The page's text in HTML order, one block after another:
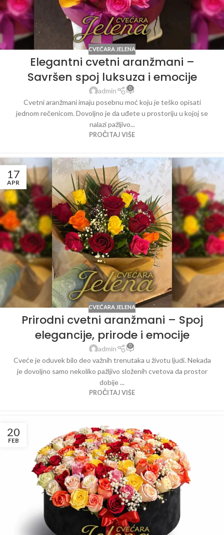
CVEĆARA JELENA
Elegantni cvetni aranžmani –
Savršen spoj luksuza i emocije
admin 0
Cvetni aranžmani imaju posebnu moć koju je teško opisati
jednom rečenicom. Dovoljno je da uđete u prostoriju u kojoj se
nalazi pažljivo...
PROČITAJ VIŠE
17
APR
CVEĆARA JELENA
Prirodni cvetni aranžmani – Spoj
elegancije, prirode i emocije
admin 0
Cveće je oduvek bilo deo važnih trenutaka u životu ljudi. Nekada
je dovoljno samo nekoliko pažljivo složenih cvetova da prostor
dobije ...
PROČITAJ VIŠE
20
FEB